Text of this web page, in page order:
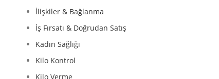
İlişkiler & Bağlanma
İş Fırsatı & Doğrudan Satış
Kadın Sağlığı
Kilo Kontrol
Kilo Verme